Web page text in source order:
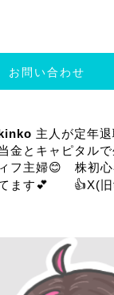
お問い合わせ
主人が定年
金とキャピタル
フ主婦😊 株初心
てます💕 👍X(